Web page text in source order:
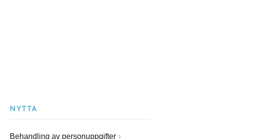
NYTTA
Behandling av personuppgifter